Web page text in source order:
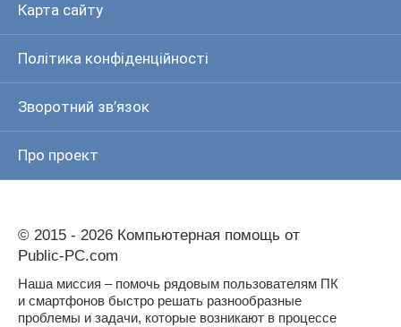
Карта сайту
Політика конфіденційності
Зворотний зв’язок
Про проект
© 2015 - 2026 Компьютерная помощь от
Public-PC.com
Наша миссия – помочь рядовым пользователям ПК
и смартфонов быстро решать разнообразные
проблемы и задачи, которые возникают в процессе